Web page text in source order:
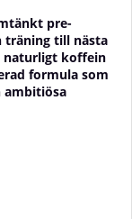
pre-
träning till nästa
naturligt koffein
formula som
ambitiösa